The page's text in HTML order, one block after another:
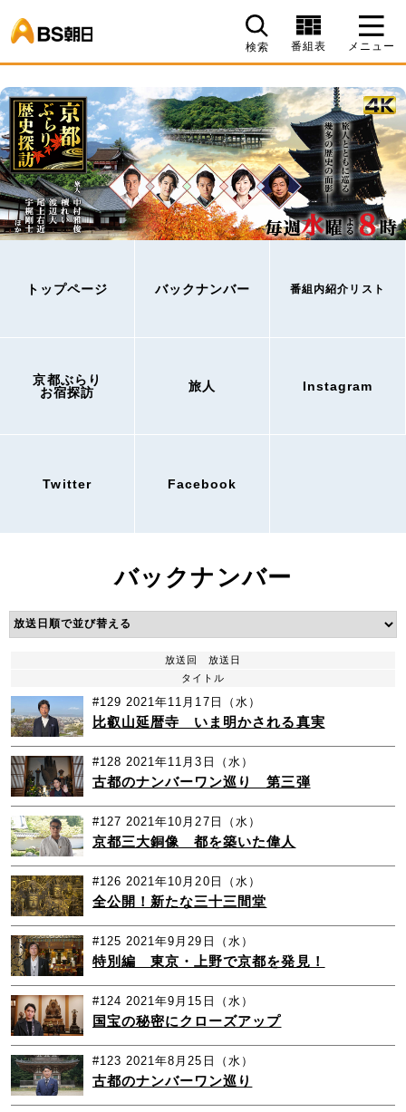
検索 番組表 メニュー
トップページ バックナンバー 番組内紹介リスト
京都ぶらり
お宿探訪
旅人 Instagram
Twitter Facebook
バックナンバー
放送回
放送日
タイトル
#129 2021年11月17日（水）
比叡山延暦寺 いま明かされる真実
#128 2021年11月3日（水）
古都のナンバーワン巡り 第三弾
#127 2021年10月27日（水）
京都三大銅像 都を築いた偉人
#126 2021年10月20日（水）
全公開！新たな三十三間堂
#125 2021年9月29日（水）
特別編 東京・上野で京都を発見！
#124 2021年9月15日（水）
国宝の秘密にクローズアップ
#123 2021年8月25日（水）
古都のナンバーワン巡り